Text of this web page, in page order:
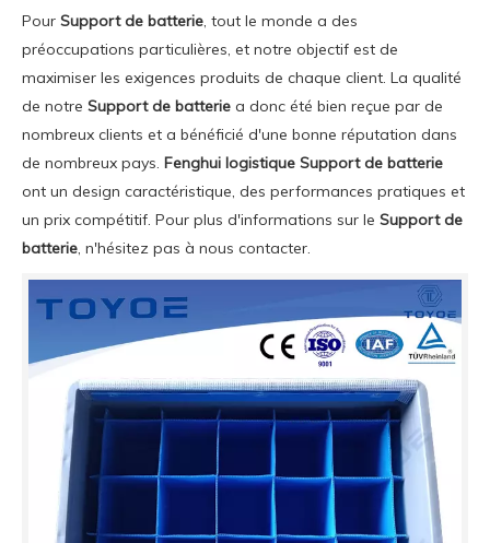
Pour Support de batterie, tout le monde a des
préoccupations particulières, et notre objectif est de
maximiser les exigences produits de chaque client. La qualité
de notre Support de batterie a donc été bien reçue par de
nombreux clients et a bénéficié d'une bonne réputation dans
de nombreux pays. Fenghui logistique Support de batterie
ont un design caractéristique, des performances pratiques et
un prix compétitif. Pour plus d'informations sur le Support de
batterie, n'hésitez pas à nous contacter.